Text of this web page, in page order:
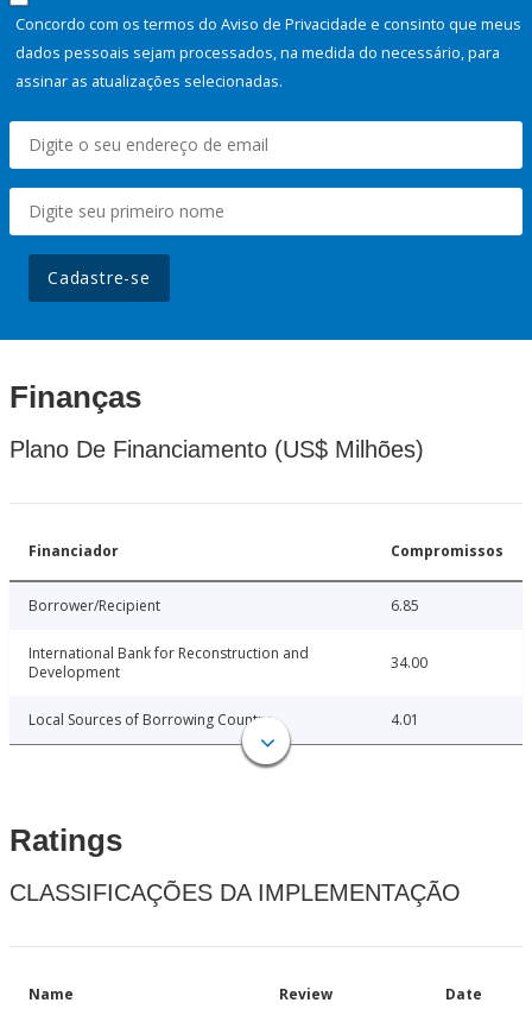
Concordo com os termos do Aviso de Privacidade e consinto que meus
dados pessoais sejam processados, na medida do necessário, para
assinar as atualizações selecionadas.
Cadastre-se
Finanças
Plano De Financiamento (US$ Milhões)
Financiador Compromissos
Borrower/Recipient 6.85
International Bank for Reconstruction and
Development
34.00
Local Sources of Borrowing Country 4.01
Ratings
CLASSIFICAÇÕES DA IMPLEMENTAÇÃO
Name Review Date